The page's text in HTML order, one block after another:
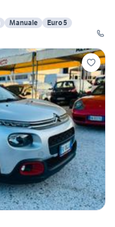
Manuale
Euro 5